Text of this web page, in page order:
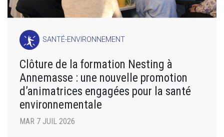
SANTÉ-ENVIRONNEMENT
Clôture de la formation Nesting à
Annemasse : une nouvelle promotion
d’animatrices engagées pour la santé
environnementale
MAR 7 JUIL 2026